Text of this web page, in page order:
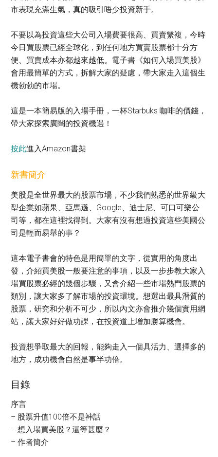
市表現充滿生氣，真的吸引唔少投資新手。
不要以為投資這些大公司入場費要很高、買賣䌓複，今時
今日買股票已經全球化，到任何地方買賣股票都十分方
便、買賣成本亦都越來越低。電子書《如何入場買美股》
會用最簡單的方式，拆解大家的疑慮，帶大家走入這個生
機勃勃的市場。
這是一本簡易版的入場手冊，一杯Starbuks 咖啡的價錢，
帶大家探索廣闊的投資機遇！
按此進入Amazon書架
新書簡介
美股是全世界最大的股票市場，不少我們熟悉的世界級大
型企業如蘋果、亞馬遜、Google、迪士尼、可口可樂公
司等，都在這裡找得到。大家有沒有想過投資這些美國公
司是輕而易舉的事？
這本電子書會的特色是用簡單的文字，從實用的角度出
發，介紹買美股一般要注意的事項，以及一步步教大家入
場買股票必經的幾個步驟，又會介紹一些市場熱門股票的
類別，讓大家多了解市場的投資環境。想選出最具潛質的
股票，研究和分析不可少，所以內文亦會推介幾個實用網
站，讓大家好好做功課，在投資道上增加勝算機會。
投資想爭取最大的回報，能夠走入一個具活力、選擇多的
地方，成功機會自然是事半功倍。
目錄
序言
– 股票升值100倍不是神話
– 想入場買美股？還等甚麼？
– 作者簡介